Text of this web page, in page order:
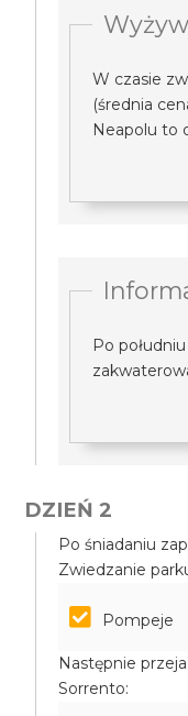
W czasie
(średnia
Neapolu to
Po
DZIEŃ 2
Po śniadaniu
Zwiedzanie
Pompeje
Następnie
Sorrento: